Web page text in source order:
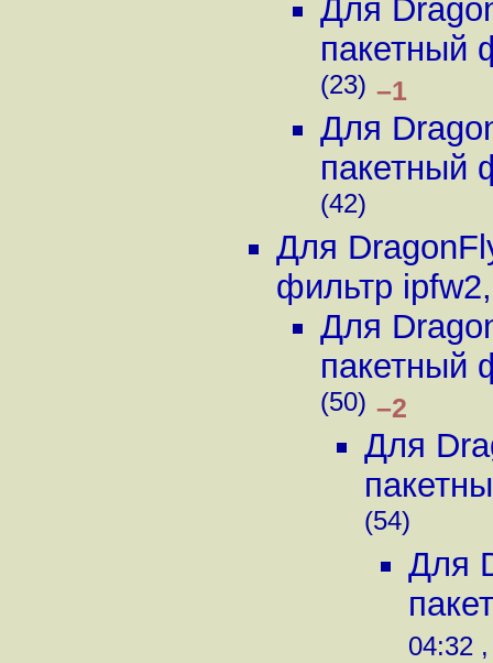
Для
пакетный
(23) –1
Для
пакетный
(42)
Для
фильтр ipfw2
Для
пакетный
(50) –2
Для
(54)
Для
04:32